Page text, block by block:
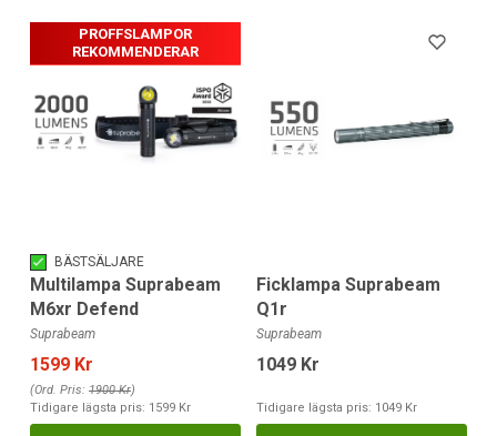
BÄSTSÄLJARE
PROFFSLAMPOR
REKOMMENDERAR
Multilampa Suprabeam
M6xr Defend
Suprabeam
1599 Kr
(Ord. Pris: 1900 Kr)
Tidigare lägsta pris: 1599 Kr
Ficklampa Suprabeam
Q1r
Suprabeam
1049 Kr
Tidigare lägsta pris: 1049 Kr